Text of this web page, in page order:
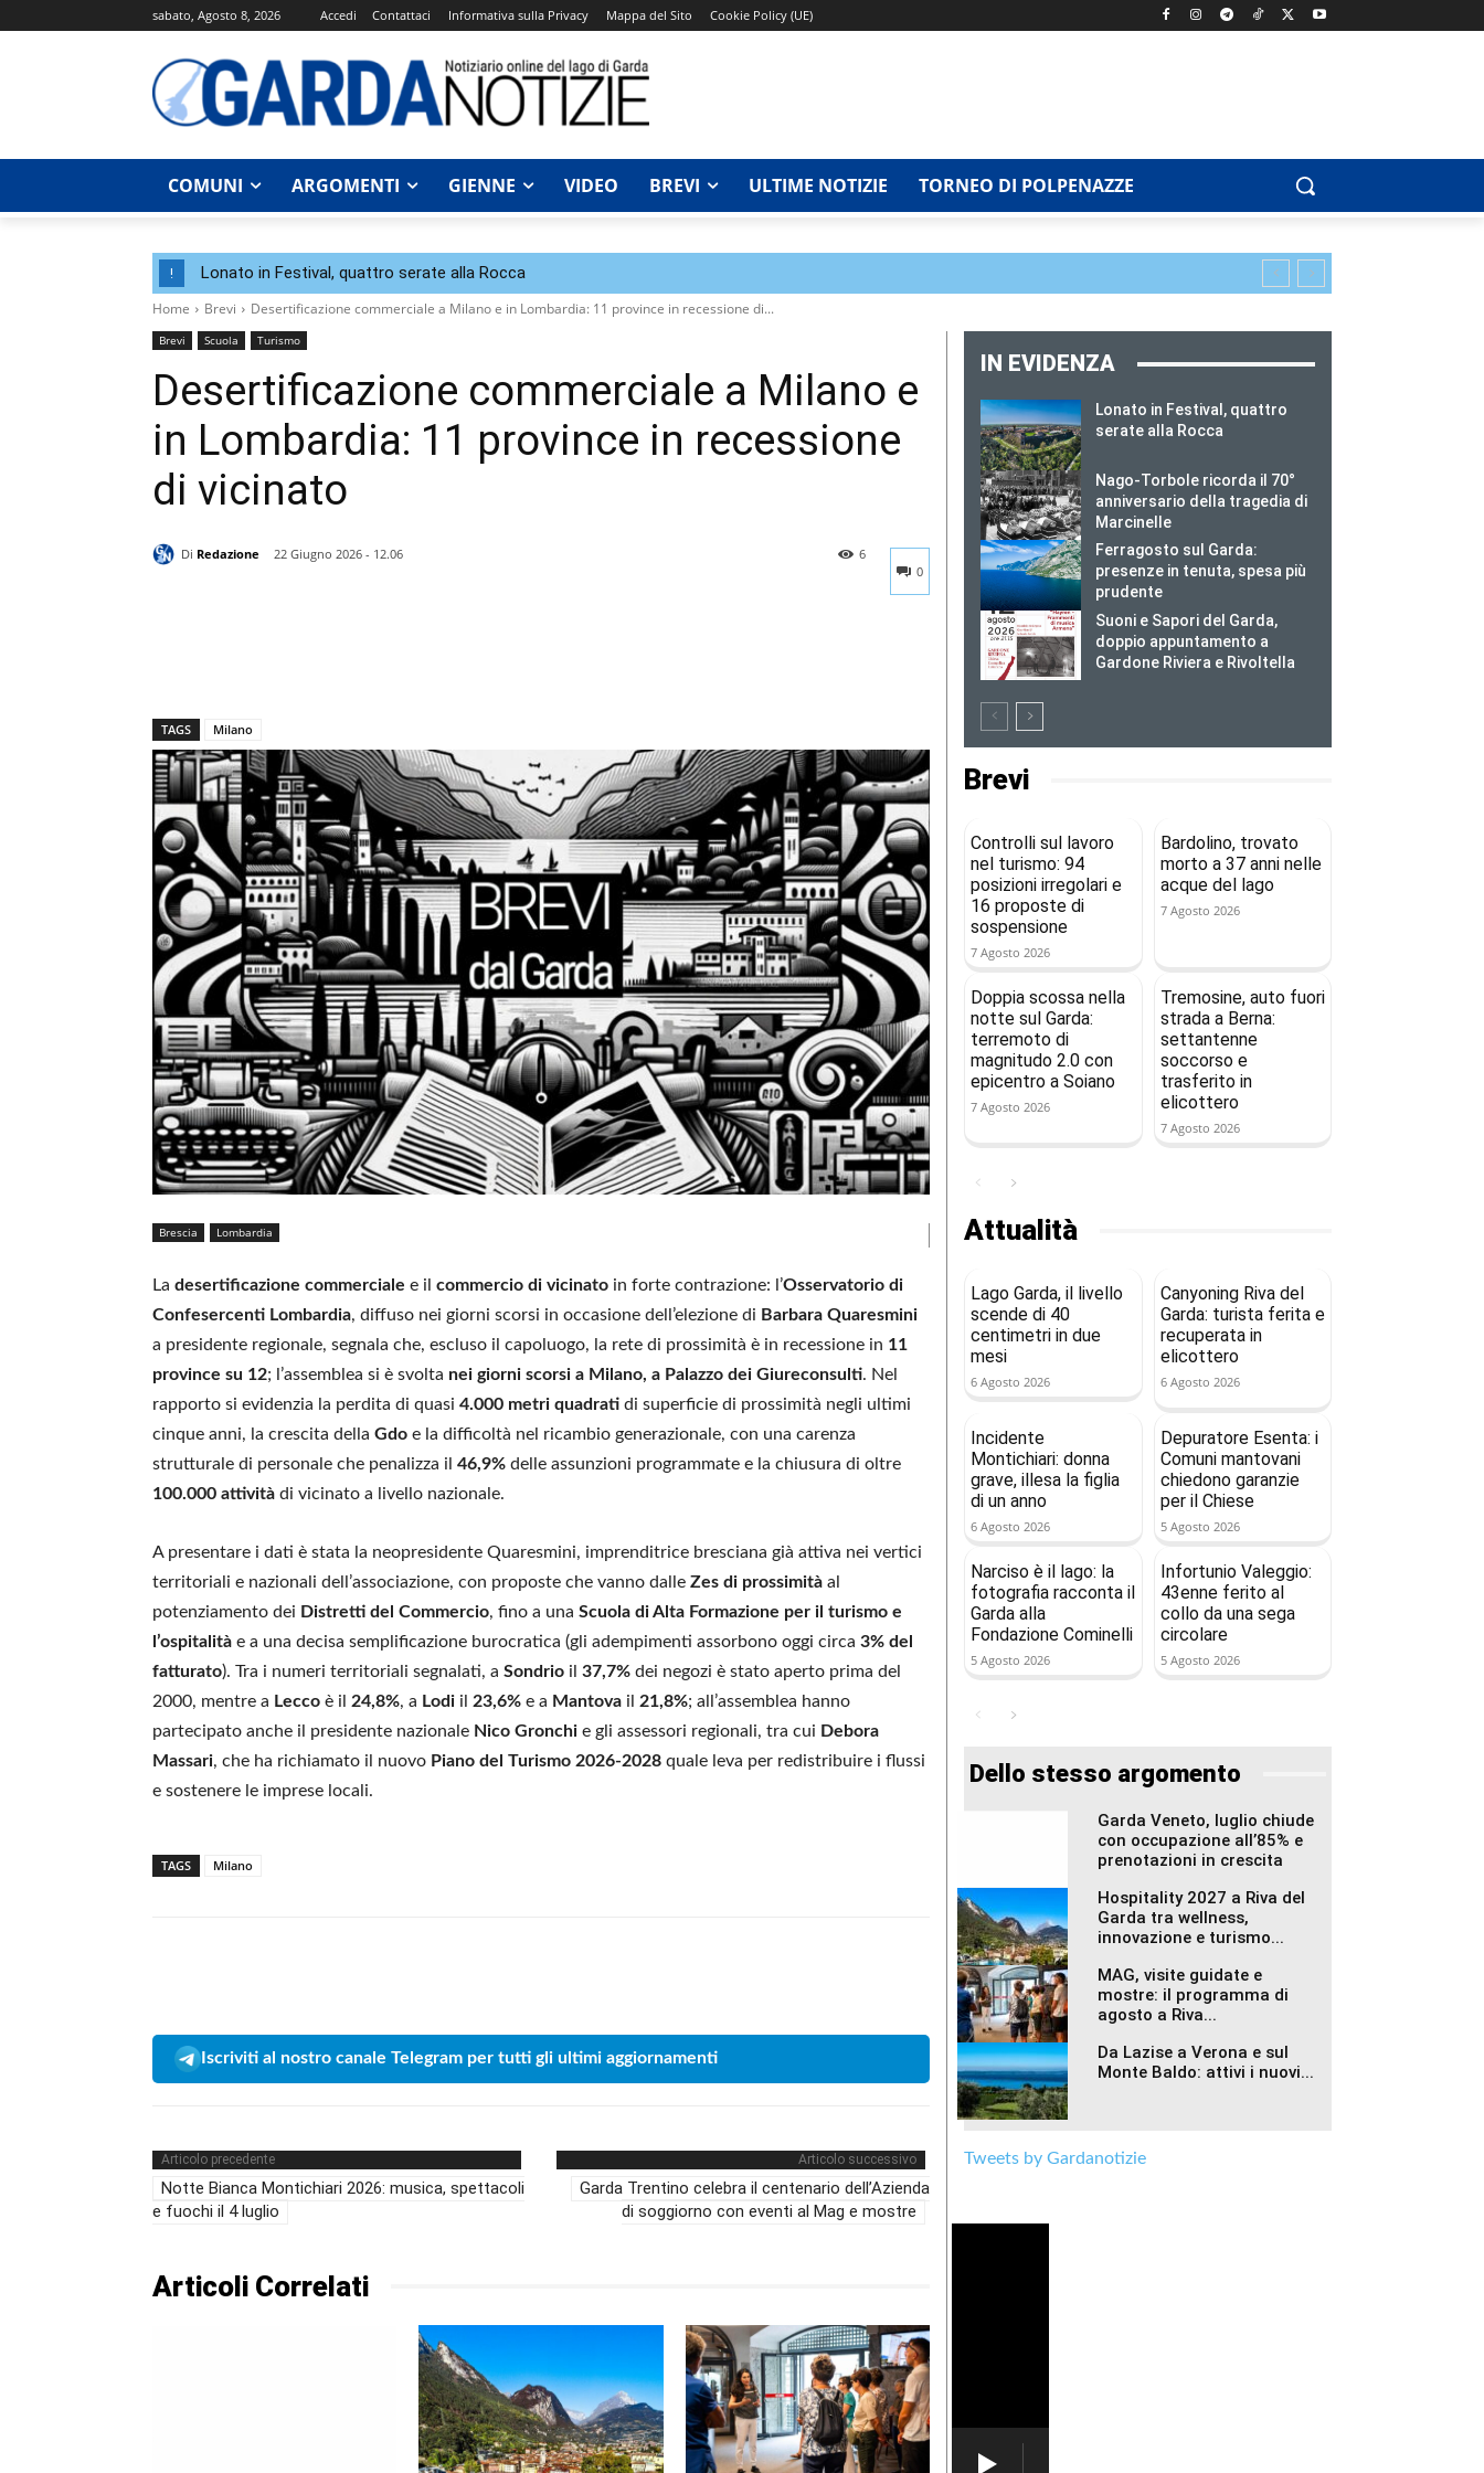
sabato, Agosto 8, 2026 Accedi Contattaci Informativa sulla Privacy Mappa del Sito Cookie Policy (UE)
COMUNI ARGOMENTI GIENNE VIDEO BREVI ULTIME NOTIZIE TORNEO DI POLPENAZZE
! Lonato in Festival, quattro serate alla Rocca
Home Brevi Desertificazione commerciale a Milano e in Lombardia: 11 province in recessione di...
Brevi Scuola Turismo
Desertificazione commerciale a Milano e
in Lombardia: 11 province in recessione
di vicinato
Di Redazione
22 Giugno 2026 - 12.06
0
6
TAGS Milano
Brescia Lombardia
La desertificazione commerciale e il commercio di vicinato in forte contrazione: l’Osservatorio di
Confesercenti Lombardia, diffuso nei giorni scorsi in occasione dell’elezione di Barbara Quaresmini
a presidente regionale, segnala che, escluso il capoluogo, la rete di prossimità è in recessione in 11
province su 12; l’assemblea si è svolta nei giorni scorsi a Milano, a Palazzo dei Giureconsulti. Nel
rapporto si evidenzia la perdita di quasi 4.000 metri quadrati di superficie di prossimità negli ultimi
cinque anni, la crescita della Gdo e la difficoltà nel ricambio generazionale, con una carenza
strutturale di personale che penalizza il 46,9% delle assunzioni programmate e la chiusura di oltre
100.000 attività di vicinato a livello nazionale.
A presentare i dati è stata la neopresidente Quaresmini, imprenditrice bresciana già attiva nei vertici
territoriali e nazionali dell’associazione, con proposte che vanno dalle Zes di prossimità al
potenziamento dei Distretti del Commercio, fino a una Scuola di Alta Formazione per il turismo e
l’ospitalità e a una decisa semplificazione burocratica (gli adempimenti assorbono oggi circa 3% del
fatturato). Tra i numeri territoriali segnalati, a Sondrio il 37,7% dei negozi è stato aperto prima del
2000, mentre a Lecco è il 24,8%, a Lodi il 23,6% e a Mantova il 21,8%; all’assemblea hanno
partecipato anche il presidente nazionale Nico Gronchi e gli assessori regionali, tra cui Debora
Massari, che ha richiamato il nuovo Piano del Turismo 2026-2028 quale leva per redistribuire i flussi
e sostenere le imprese locali.
TAGS Milano
Iscriviti al nostro canale Telegram per tutti gli ultimi aggiornamenti
Articolo precedente
Notte Bianca Montichiari 2026: musica, spettacoli
e fuochi il 4 luglio
Articolo successivo
Garda Trentino celebra il centenario dell’Azienda
di soggiorno con eventi al Mag e mostre
Articoli Correlati
IN EVIDENZA
Lonato in Festival, quattro
serate alla Rocca
Nago-Torbole ricorda il 70°
anniversario della tragedia di
Marcinelle
Ferragosto sul Garda:
presenze in tenuta, spesa più
prudente
Suoni e Sapori del Garda,
doppio appuntamento a
Gardone Riviera e Rivoltella
Brevi
Controlli sul lavoro
nel turismo: 94
posizioni irregolari e
16 proposte di
sospensione
7 Agosto 2026
Bardolino, trovato
morto a 37 anni nelle
acque del lago
7 Agosto 2026
Doppia scossa nella
notte sul Garda:
terremoto di
magnitudo 2.0 con
epicentro a Soiano
7 Agosto 2026
Tremosine, auto fuori
strada a Berna:
settantenne
soccorso e
trasferito in
elicottero
7 Agosto 2026
Attualità
Lago Garda, il livello
scende di 40
centimetri in due
mesi
6 Agosto 2026
Canyoning Riva del
Garda: turista ferita e
recuperata in
elicottero
6 Agosto 2026
Incidente
Montichiari: donna
grave, illesa la figlia
di un anno
6 Agosto 2026
Depuratore Esenta: i
Comuni mantovani
chiedono garanzie
per il Chiese
5 Agosto 2026
Narciso è il lago: la
fotografia racconta il
Garda alla
Fondazione Cominelli
5 Agosto 2026
Infortunio Valeggio:
43enne ferito al
collo da una sega
circolare
5 Agosto 2026
Dello stesso argomento
Garda Veneto, luglio chiude
con occupazione all’85% e
prenotazioni in crescita
Hospitality 2027 a Riva del
Garda tra wellness,
innovazione e turismo...
MAG, visite guidate e
mostre: il programma di
agosto a Riva...
Da Lazise a Verona e sul
Monte Baldo: attivi i nuovi...
Tweets by Gardanotizie